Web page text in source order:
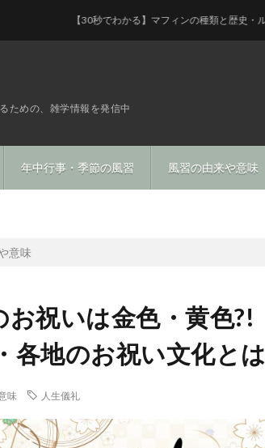
ための、雑学情報を発信中
年中行事・季節の風習 風習の由来や意味
【30秒でわかる】マフィンの種類と歴史・ルーツとは
意味
お祝いは金色・黄色?!
各地のお祝い文化とは
味 人生儀礼